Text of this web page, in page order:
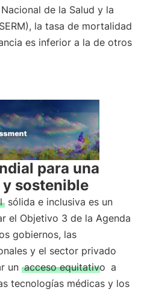
de la Salud y la
la tasa de mortalidad
es inferior a la de otros
para una
sostenible
sólida e inclusiva es un
el Objetivo 3 de la Agenda
gobiernos, las
y el sector privado
un acceso equitativo a
tecnologías médicas y los